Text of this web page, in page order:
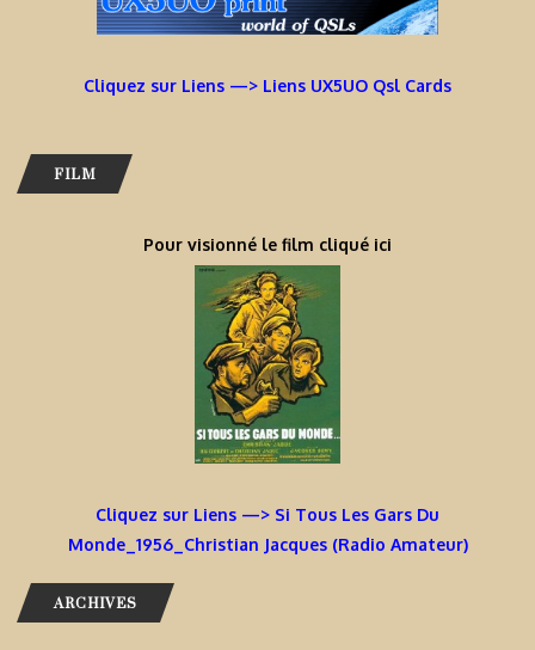
Cliquez sur Liens —> Liens UX5UO Qsl Cards
FILM
Pour visionné le film cliqué ici
Cliquez sur Liens —> Si Tous Les Gars Du
Monde_1956_Christian Jacques (Radio Amateur)
ARCHIVES